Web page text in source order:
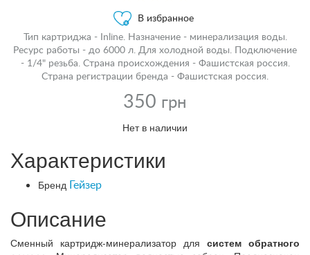
В избранное
Тип картриджа - Inline. Назначение - минерализация воды.
Ресурс работы - до 6000 л. Для холодной воды. Подключение
- 1/4" резьба. Страна происхождения - Фашистская россия.
Страна регистрации бренда - Фашистская россия.
350 грн
Нет в наличии
Характеристики
Бренд Гейзер
Описание
Сменный картридж-минерализатор для систем обратного